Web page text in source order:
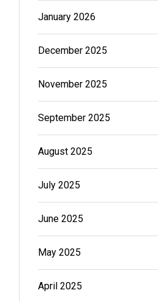
January 2026
December 2025
November 2025
September 2025
August 2025
July 2025
June 2025
May 2025
April 2025